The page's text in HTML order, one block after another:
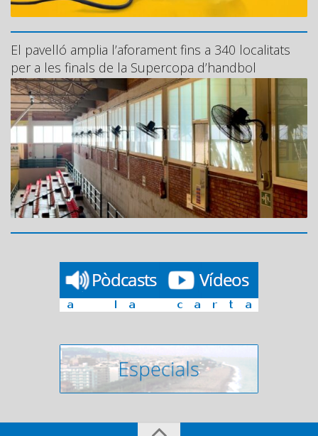
El pavelló amplia l’aforament fins a 340 localitats
per a les finals de la Supercopa d’handbol